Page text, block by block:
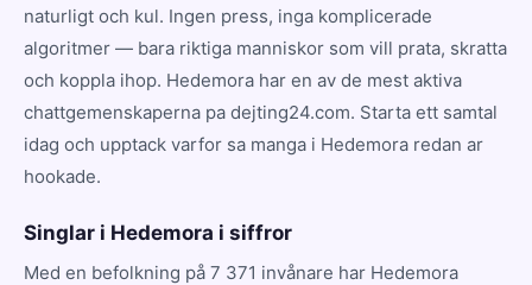
naturligt och kul. Ingen press, inga komplicerade
algoritmer — bara riktiga manniskor som vill prata, skratta
och koppla ihop. Hedemora har en av de mest aktiva
chattgemenskaperna pa dejting24.com. Starta ett samtal
idag och upptack varfor sa manga i Hedemora redan ar
hookade.
Singlar i Hedemora i siffror
Med en befolkning på 7 371 invånare har Hedemora